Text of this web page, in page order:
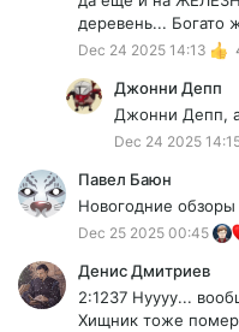
деревень... Богато
Dec 24 2025 14:13
Джонни Депп
Джонни Депп,
Dec 24 2025
Павел Баюн
Новогодние
Dec 25 2025 00:45
Денис Дмитриев
2:1237 Нуууу...
Хищник тоже